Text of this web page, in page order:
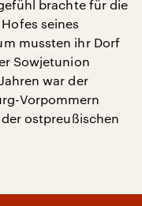
brachte für die
seines
mussten ihr Dorf
Sowjetunion
war der
Vorpommern
ostpreußischen